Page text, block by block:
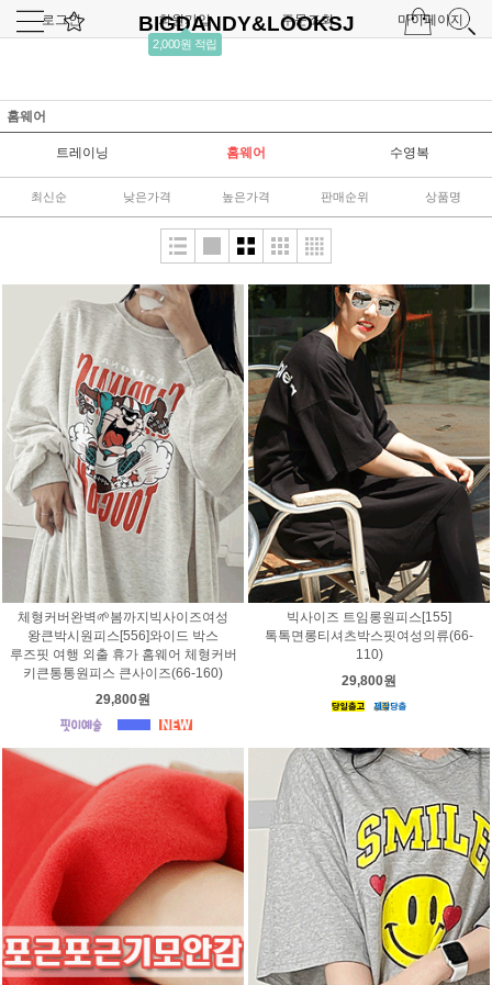
로그인 회원가입
2,000원 적립
주문조회 마이페이지
BIGDANDY&LOOKSJ
홈웨어
트레이닝 홈웨어 수영복
최신순 낮은가격 높은가격 판매순위 상품명
체형커버완벽🌱봄까지빅사이즈여성
왕큰박시원피스[556]와이드 박스
루즈핏 여행 외출 휴가 홈웨어 체형커버
키큰통통원피스 큰사이즈(66-160)
29,800원
빅사이즈 트임롱원피스[155]
톡톡면롱티셔츠박스핏여성의류(66-
110)
29,800원